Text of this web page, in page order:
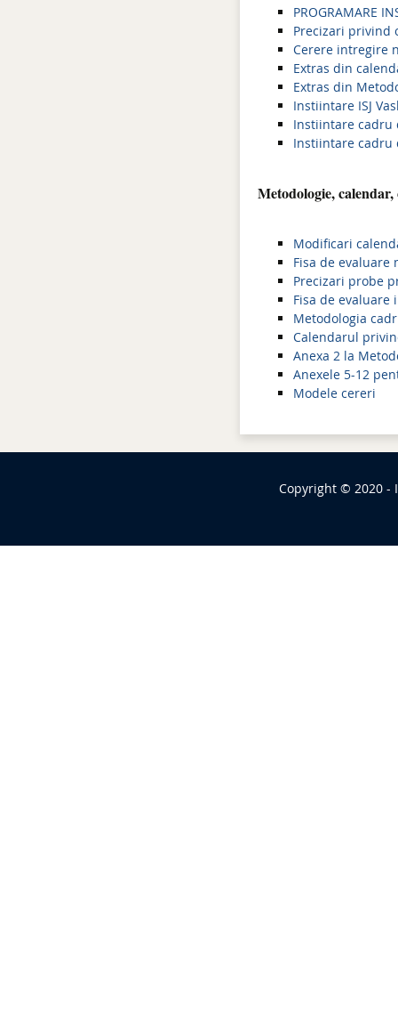
PROGRAMARE
Precizari privind
Cerere intregire
Extras din
Extras din
Instiintare ISJ
Instiintare cadru
Instiintare cadru
Metodologie,
Modificari
Fisa de evaluare
Precizari probe
Fisa de evaluare
Metodologia
Calendarul
Anexa 2 la
Anexele 5-12
Modele cereri
Copyright © 2020 -